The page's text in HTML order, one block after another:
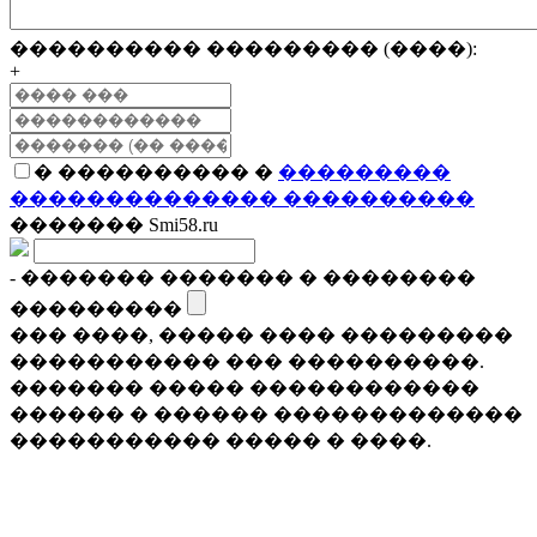
���������� ��������� (����):
+
� ���������� � ���������
�������������� ����������
������� Smi58.ru
- ������� ������� � ��������
���������
��� ����, ����� ���� ���������
����������� ��� ����������.
������� ����� ������������
������ � ������ �������������
����������� ����� � ����.